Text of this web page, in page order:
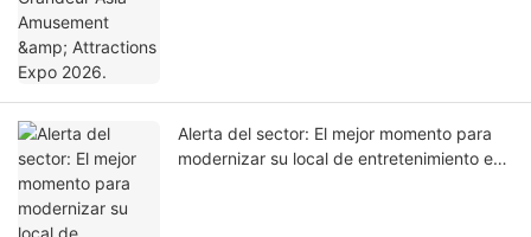
Alerta del sector: El mejor momento para
modernizar su local de entretenimiento es